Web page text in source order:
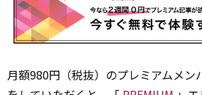
月額980円（税抜）のプレミアムメン